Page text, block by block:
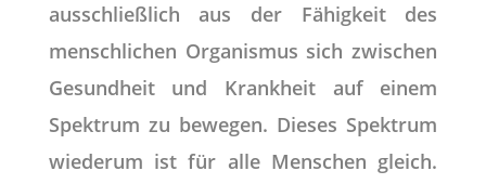
ausschließlich aus der Fähigkeit des
menschlichen Organismus sich zwischen
Gesundheit und Krankheit auf einem
Spektrum zu bewegen. Dieses Spektrum
wiederum ist für alle Menschen gleich.